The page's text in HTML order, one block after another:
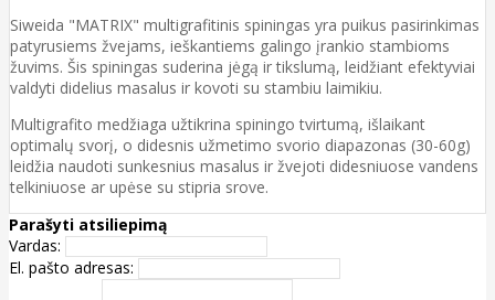
Siweida "MATRIX" multigrafitinis spiningas yra puikus pasirinkimas
patyrusiems žvejams, ieškantiems galingo įrankio stambioms
žuvims. Šis spiningas suderina jėgą ir tikslumą, leidžiant efektyviai
valdyti didelius masalus ir kovoti su stambiu laimikiu.
Multigrafito medžiaga užtikrina spiningo tvirtumą, išlaikant
optimalų svorį, o didesnis užmetimo svorio diapazonas (30-60g)
leidžia naudoti sunkesnius masalus ir žvejoti didesniuose vandens
telkiniuose ar upėse su stipria srove.
Parašyti atsiliepimą
Vardas:
El. pašto adresas: